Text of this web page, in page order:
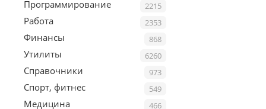
2215
Программирование
2353
Работа
868
Финансы
6260
Утилиты
973
Справочники
549
Спорт, фитнес
466
Медицина